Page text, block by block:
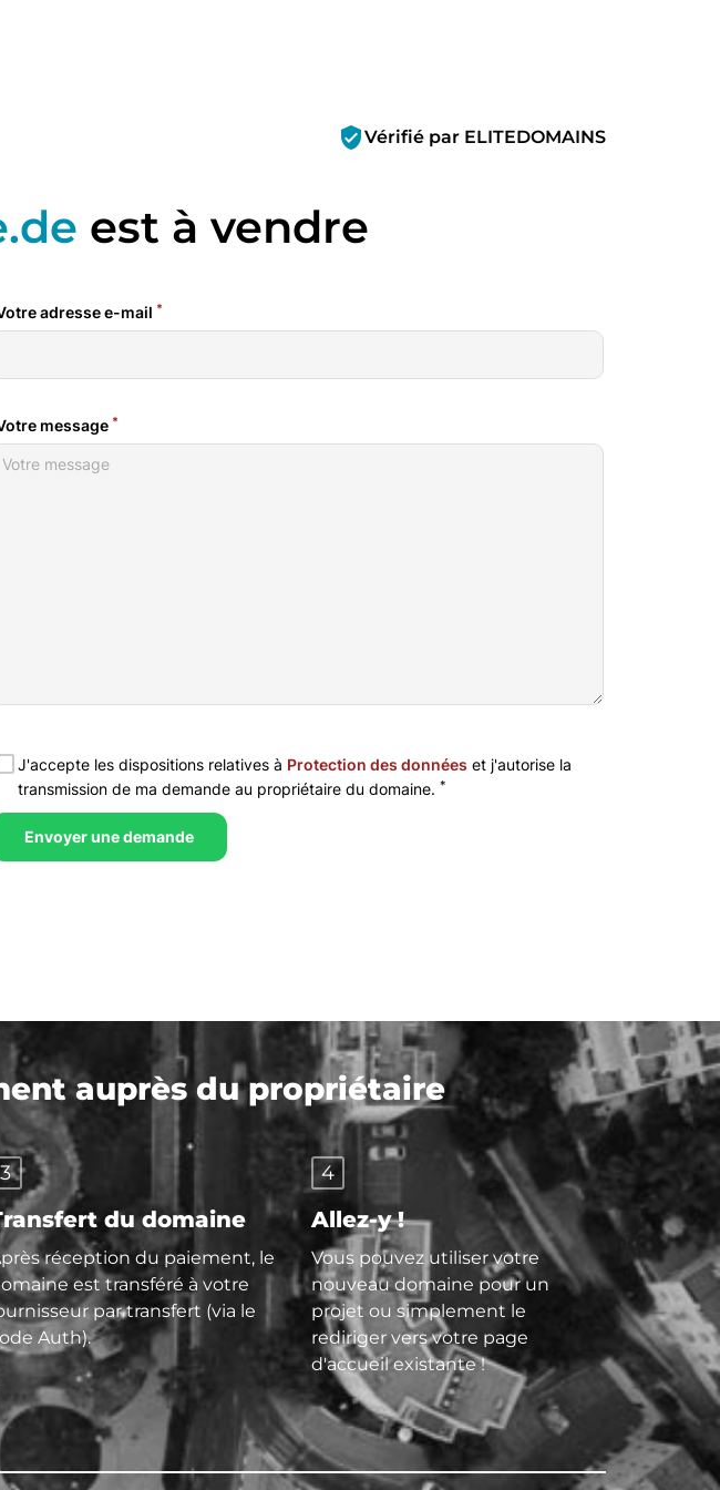
verified_userVérifié par ELITEDOMAINS
est à vendre
auprès du propriétaire
3
du domaine
réception du paiement, le
est transféré à votre
par transfert (via le
Auth).
4
Allez-y !
Vous pouvez utiliser votre
nouveau domaine pour un
projet ou simplement le
rediriger vers votre page
d'accueil existante !